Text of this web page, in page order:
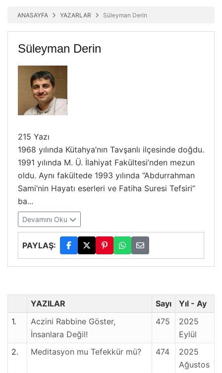
ANASAYFA YAZARLAR Süleyman Derin
Süleyman Derin
215 Yazı
1968 yılında Kütahya’nın Tavşanlı ilçesinde doğdu.
1991 yılında M. Ü. İlahiyat Fakültesi’nden mezun
oldu. Aynı fakültede 1993 yılında “Abdurrahman
Sami’nin Hayatı eserleri ve Fatiha Suresi Tefsiri”
ba...
Devamını Oku
PAYLAŞ:
YAZILAR Sayı
Yıl - Ay
1.
Aczini Rabbine Göster,
İnsanlara Değil!
475
2025
Eylül
2.
Meditasyon mu Tefekkür mü? 474
2025
Ağustos